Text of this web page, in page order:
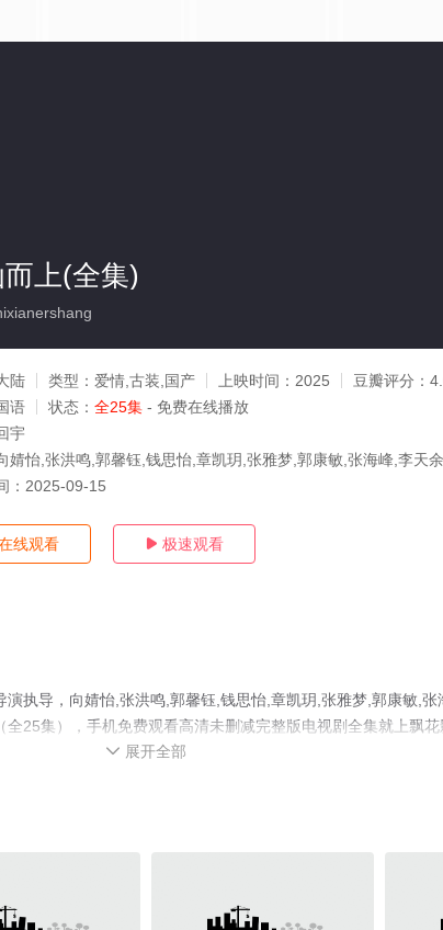
上(全集)
陆 类型： 爱情,古装,国产 上映时间： 2025 豆瓣评分：
语 状态： 全25集 - 免费在线播放
宇
婧怡,张洪鸣,郭馨钰,钱思怡,章凯玥,张雅梦,郭康敏,张海峰,李天
： 2025-09-15
线观看  极速观看
执导，向婧怡,张洪鸣,郭馨钰,钱思怡,章凯玥,张雅梦,郭康敏,
25集），手机免费观看高清未删减完整版电视剧全集就上飘
 展开全部